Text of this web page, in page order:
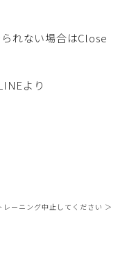
れない場合はClose
より
ーニング中止してください ＞